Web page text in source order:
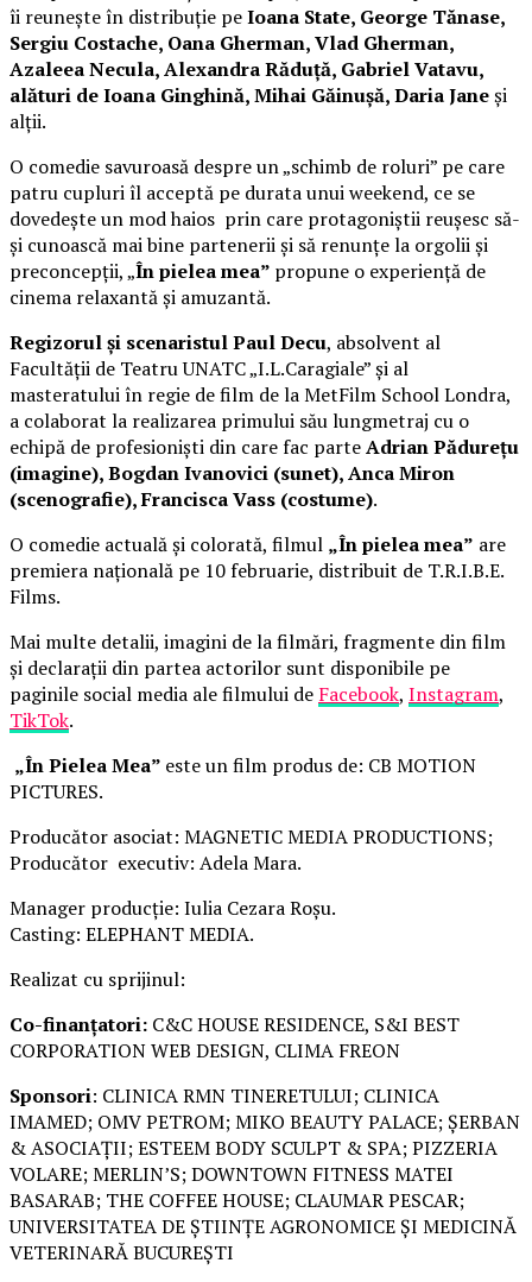
îi reunește în distribuție peIoana State, George Tănase,
Sergiu Costache, Oana Gherman, Vlad Gherman,
Azaleea Necula, Alexandra Răduță, Gabriel Vatavu,
alături de Ioana Ginghină, Mihai Găinușă, Daria Janeși
alții.
O comedie savuroasă despre un „schimb de roluri” pe care
patru cupluri îl acceptă pe durata unui weekend, ce se
dovedește un mod haios prin care protagoniștii reușesc să-
și cunoască mai bine partenerii și să renunțe la orgolii și
preconcepții, „În pielea mea” propune o experiență de
cinema relaxantă și amuzantă.
Regizorul și scenaristul Paul Decu, absolvent al
Facultății de Teatru UNATC „I.L.Caragiale” și al
masteratului în regie de film de la MetFilm School Londra,
a colaborat la realizarea primului său lungmetraj cu o
echipă de profesioniști din care fac parteAdrian Pădurețu
(imagine), Bogdan Ivanovici (sunet), Anca Miron
(scenografie), Francisca Vass (costume).
O comedie actuală și colorată, filmul „În pielea mea” are
premiera națională pe 10 februarie, distribuit de T.R.I.B.E.
Films.
Mai multe detalii, imagini de la filmări, fragmente din film
și declarații din partea actorilor sunt disponibile pe
paginile social media ale filmului de Facebook, Instagram,
TikTok.
„În Pielea Mea” este un film produs de: CB MOTION
PICTURES.
Producător asociat: MAGNETIC MEDIA PRODUCTIONS;
Producător executiv: Adela Mara.
Manager producție: Iulia Cezara Roșu.
Casting: ELEPHANT MEDIA.
Realizat cu sprijinul:
Co-finanțatori: C&C HOUSE RESIDENCE, S&I BEST
CORPORATION WEB DESIGN, CLIMA FREON
Sponsori: CLINICA RMN TINERETULUI; CLINICA
IMAMED; OMV PETROM; MIKO BEAUTY PALACE; ȘERBAN
& ASOCIAȚII; ESTEEM BODY SCULPT & SPA; PIZZERIA
VOLARE; MERLIN’S; DOWNTOWN FITNESS MATEI
BASARAB; THE COFFEE HOUSE; CLAUMAR PESCAR;
UNIVERSITATEA DE ȘTIINȚE AGRONOMICE ȘI MEDICINĂ
VETERINARĂ BUCUREȘTI